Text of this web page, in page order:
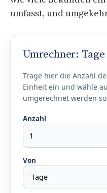
umfasst, und
Umrechner:
Trage hier die Anzahl
Einheit ein und wähle
umgerechnet werden
Anzahl
Von